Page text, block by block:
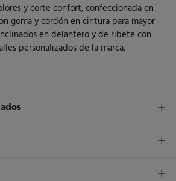
y corte confort, confeccionada en
goma y cordón en cintura para mayor
en delantero y de ribete con
personalizados de la marca.
1,95€